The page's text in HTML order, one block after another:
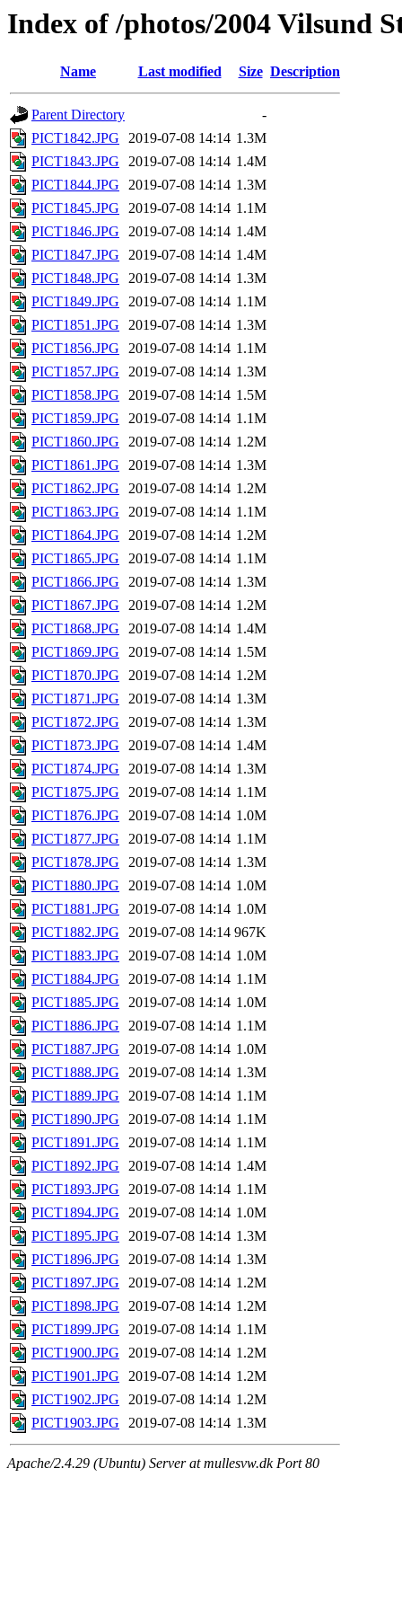
Index of /photos/2004 Vilsund
Name Last modified Size Description
Parent Directory
-
PICT1842.JPG
2019-07-08 14:14 1.3M
PICT1843.JPG
2019-07-08 14:14 1.4M
PICT1844.JPG
2019-07-08 14:14 1.3M
PICT1845.JPG
2019-07-08 14:14 1.1M
PICT1846.JPG
2019-07-08 14:14 1.4M
PICT1847.JPG
2019-07-08 14:14 1.4M
PICT1848.JPG
2019-07-08 14:14 1.3M
PICT1849.JPG
2019-07-08 14:14 1.1M
PICT1851.JPG
2019-07-08 14:14 1.3M
PICT1856.JPG
2019-07-08 14:14 1.1M
PICT1857.JPG
2019-07-08 14:14 1.3M
PICT1858.JPG
2019-07-08 14:14 1.5M
PICT1859.JPG
2019-07-08 14:14 1.1M
PICT1860.JPG
2019-07-08 14:14 1.2M
PICT1861.JPG
2019-07-08 14:14 1.3M
PICT1862.JPG
2019-07-08 14:14 1.2M
PICT1863.JPG
2019-07-08 14:14 1.1M
PICT1864.JPG
2019-07-08 14:14 1.2M
PICT1865.JPG
2019-07-08 14:14 1.1M
PICT1866.JPG
2019-07-08 14:14 1.3M
PICT1867.JPG
2019-07-08 14:14 1.2M
PICT1868.JPG
2019-07-08 14:14 1.4M
PICT1869.JPG
2019-07-08 14:14 1.5M
PICT1870.JPG
2019-07-08 14:14 1.2M
PICT1871.JPG
2019-07-08 14:14 1.3M
PICT1872.JPG
2019-07-08 14:14 1.3M
PICT1873.JPG
2019-07-08 14:14 1.4M
PICT1874.JPG
2019-07-08 14:14 1.3M
PICT1875.JPG
2019-07-08 14:14 1.1M
PICT1876.JPG
2019-07-08 14:14 1.0M
PICT1877.JPG
2019-07-08 14:14 1.1M
PICT1878.JPG
2019-07-08 14:14 1.3M
PICT1880.JPG
2019-07-08 14:14 1.0M
PICT1881.JPG
2019-07-08 14:14 1.0M
PICT1882.JPG
2019-07-08 14:14 967K
PICT1883.JPG
2019-07-08 14:14 1.0M
PICT1884.JPG
2019-07-08 14:14 1.1M
PICT1885.JPG
2019-07-08 14:14 1.0M
PICT1886.JPG
2019-07-08 14:14 1.1M
PICT1887.JPG
2019-07-08 14:14 1.0M
PICT1888.JPG
2019-07-08 14:14 1.3M
PICT1889.JPG
2019-07-08 14:14 1.1M
PICT1890.JPG
2019-07-08 14:14 1.1M
PICT1891.JPG
2019-07-08 14:14 1.1M
PICT1892.JPG
2019-07-08 14:14 1.4M
PICT1893.JPG
2019-07-08 14:14 1.1M
PICT1894.JPG
2019-07-08 14:14 1.0M
PICT1895.JPG
2019-07-08 14:14 1.3M
PICT1896.JPG
2019-07-08 14:14 1.3M
PICT1897.JPG
2019-07-08 14:14 1.2M
PICT1898.JPG
2019-07-08 14:14 1.2M
PICT1899.JPG
2019-07-08 14:14 1.1M
PICT1900.JPG
2019-07-08 14:14 1.2M
PICT1901.JPG
2019-07-08 14:14 1.2M
PICT1902.JPG
2019-07-08 14:14 1.2M
PICT1903.JPG
2019-07-08 14:14 1.3M
Apache/2.4.29 (Ubuntu) Server at mullesvw.dk Port 80